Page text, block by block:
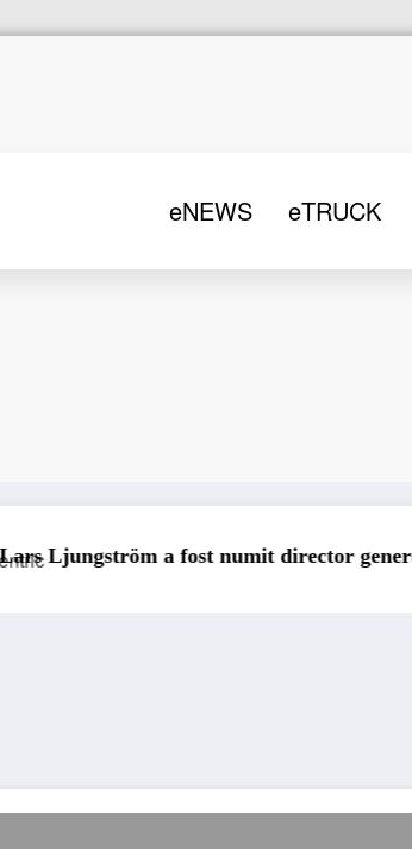
eNEWS eTRUCK
a fost numit director general (CFO)